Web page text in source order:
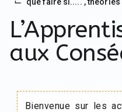
aux
Bienvenue sur les